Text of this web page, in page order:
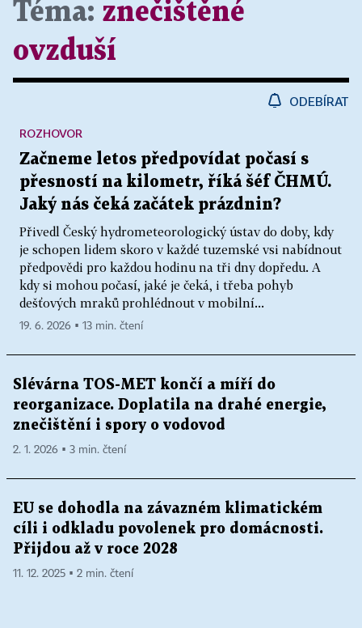
Téma: znečištěné
ovzduší
ODEBÍRAT
Začneme letos předpovídat počasí s
přesností na kilometr, říká šéf ČHMÚ.
Jaký nás čeká začátek prázdnin?
Přivedl Český hydrometeorologický ústav do doby, kdy
je schopen lidem skoro v každé tuzemské vsi nabídnout
předpovědi pro každou hodinu na tři dny dopředu. A
kdy si mohou počasí, jaké je čeká, i třeba pohyb
dešťových mraků prohlédnout v mobilní...
ROZHOVOR
19. 6. 2026 ▪ 13 min. čtení
Slévárna TOS-MET končí a míří do
reorganizace. Doplatila na drahé energie,
znečištění i spory o vodovod
2. 1. 2026 ▪ 3 min. čtení
EU se dohodla na závazném klimatickém
cíli i odkladu povolenek pro domácnosti.
Přijdou až v roce 2028
11. 12. 2025 ▪ 2 min. čtení